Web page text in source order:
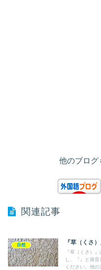
他のブログ
関連記事
自然 『草（くさ
『草（くさ）
し、『』と発
ください。他の